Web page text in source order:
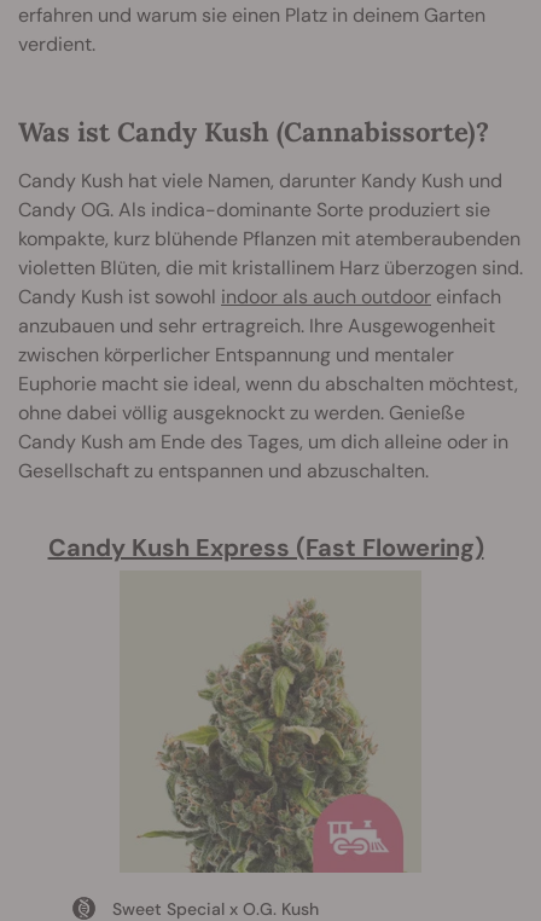
erfahren und warum sie einen Platz in deinem Garten
verdient.
Was ist Candy Kush (Cannabissorte)?
Candy Kush hat viele Namen, darunter Kandy Kush und
Candy OG. Als indica-dominante Sorte produziert sie
kompakte, kurz blühende Pflanzen mit atemberaubenden
violetten Blüten, die mit kristallinem Harz überzogen sind.
Candy Kush ist sowohl indoor als auch outdoor einfach
anzubauen und sehr ertragreich. Ihre Ausgewogenheit
zwischen körperlicher Entspannung und mentaler
Euphorie macht sie ideal, wenn du abschalten möchtest,
ohne dabei völlig ausgeknockt zu werden. Genieße
Candy Kush am Ende des Tages, um dich alleine oder in
Gesellschaft zu entspannen und abzuschalten.
Candy Kush Express (Fast Flowering)
Sweet Special x O.G. Kush